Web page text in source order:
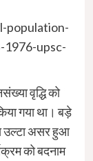
population-
1976-upsc-
वृद्धि को
गया था। बड़े
उल्टा असर हुआ
को बदनाम